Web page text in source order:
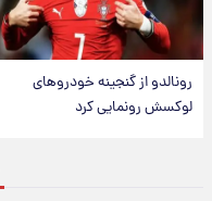
رونالدو از گنجینه خودروهای
لوکسش رونمایی کرد